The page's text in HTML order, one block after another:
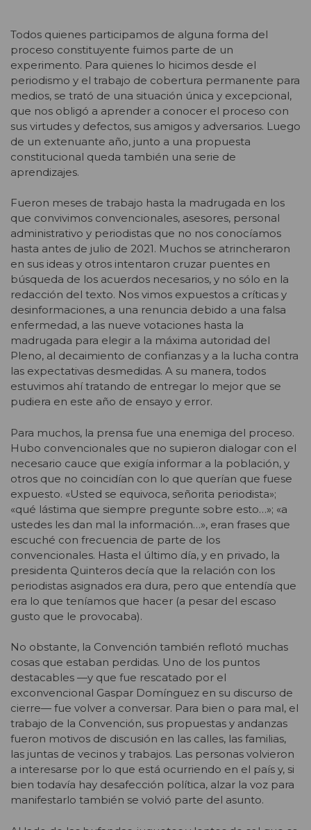
Todos quienes participamos de alguna forma del
proceso constituyente fuimos parte de un
experimento. Para quienes lo hicimos desde el
periodismo y el trabajo de cobertura permanente para
medios, se trató de una situación única y excepcional,
que nos obligó a aprender a conocer el proceso con
sus virtudes y defectos, sus amigos y adversarios. Luego
de un extenuante año, junto a una propuesta
constitucional queda también una serie de
aprendizajes.
Fueron meses de trabajo hasta la madrugada en los
que convivimos convencionales, asesores, personal
administrativo y periodistas que no nos conocíamos
hasta antes de julio de 2021. Muchos se atrincheraron
en sus ideas y otros intentaron cruzar puentes en
búsqueda de los acuerdos necesarios, y no sólo en la
redacción del texto. Nos vimos expuestos a críticas y
desinformaciones, a una renuncia debido a una falsa
enfermedad, a las nueve votaciones hasta la
madrugada para elegir a la máxima autoridad del
Pleno, al decaimiento de confianzas y a la lucha contra
las expectativas desmedidas. A su manera, todos
estuvimos ahí tratando de entregar lo mejor que se
pudiera en este año de ensayo y error.
Para muchos, la prensa fue una enemiga del proceso.
Hubo convencionales que no supieron dialogar con el
necesario cauce que exigía informar a la población, y
otros que no coincidían con lo que querían que fuese
expuesto. «Usted se equivoca, señorita periodista»;
«qué lástima que siempre pregunte sobre esto…»; «a
ustedes les dan mal la información…», eran frases que
escuché con frecuencia de parte de los
convencionales. Hasta el último día, y en privado, la
presidenta Quinteros decía que la relación con los
periodistas asignados era dura, pero que entendía que
era lo que teníamos que hacer (a pesar del escaso
gusto que le provocaba).
No obstante, la Convención también reflotó muchas
cosas que estaban perdidas. Uno de los puntos
destacables —y que fue rescatado por el
exconvencional Gaspar Domínguez en su discurso de
cierre— fue volver a conversar. Para bien o para mal, el
trabajo de la Convención, sus propuestas y andanzas
fueron motivos de discusión en las calles, las familias,
las juntas de vecinos y trabajos. Las personas volvieron
a interesarse por lo que está ocurriendo en el país y, si
bien todavía hay desafección política, alzar la voz para
manifestarlo también se volvió parte del asunto.